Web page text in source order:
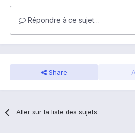
Répondre à ce sujet…
Share
Aller sur la liste des sujets